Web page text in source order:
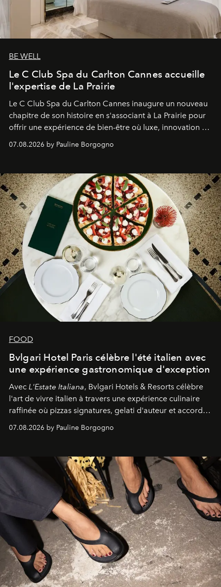
BE WELL
Le C Club Spa du Carlton Cannes accueille
l'expertise de La Prairie
Le C Club Spa du Carlton Cannes inaugure un nouveau
chapitre de son histoire en s'associant à La Prairie pour
offrir une expérience de bien-être où luxe, innovation et
expertise se rencontrent.
07.08.2026 by Pauline Borgogno
FOOD
Bvlgari Hotel Paris célèbre l'été italien avec
une expérience gastronomique d'exception
Avec L'Estate Italiana, Bvlgari Hotels & Resorts célèbre
l'art de vivre italien à travers une expérience culinaire
raffinée où pizzas signatures, gelati d'auteur et accords
d'exception composent un véritable voyage sensoriel.
07.08.2026 by Pauline Borgogno